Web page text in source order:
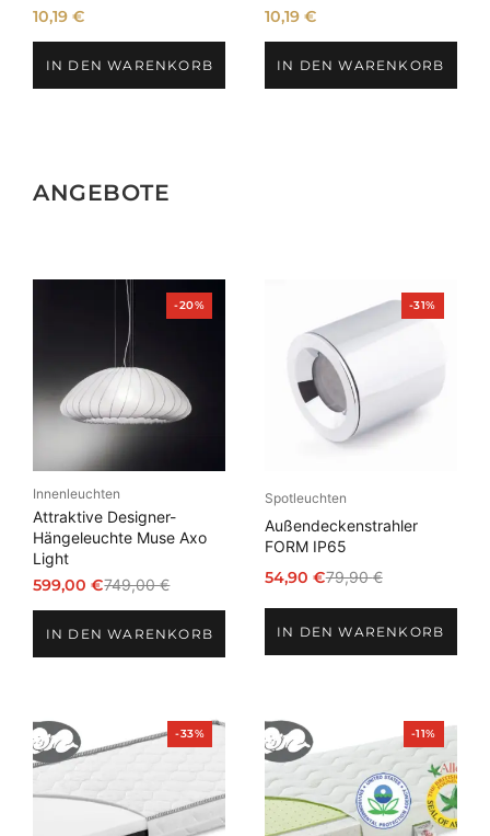
10,19€
IN DEN WARENKORB
10,19 €
IN DEN WARENKORB
ANGEBOTE
-20%Produkt
im
Innenleuchten
Attraktive Designer-
Hängeleuchte Muse Axo
Light
749,00€
Ursprünglicher
war:
599,00€
Aktueller
ist:IN DEN WARENKORB
-31%Produkt
im
Spotleuchten
Außendeckenstrahler
FORM IP65
79,90€
Ursprünglicher
Preis
war:
79,90 €
54,90 €
Aktueller
Preis
ist:
54,90 €.
IN DEN WARENKORB
-33%Produkt
im
-11%Produkt
im
Angebot